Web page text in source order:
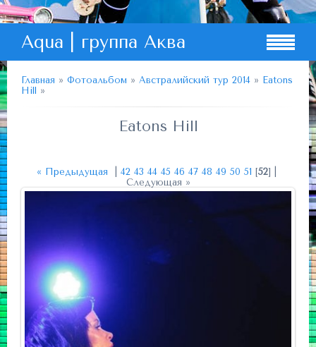
Aqua | группа Аква
Главная » Фотоальбом » Австралийский тур 2014 » Eatons
Hill
»
Eatons Hill
« Предыдущая 42 43 44 45 46 47 48 49 50 51 [52] |
Следующая »